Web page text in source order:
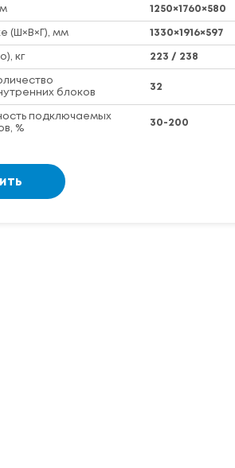
1250×1760×580
(Ш×В×Г), мм 1330×1916×597
кг 223 / 238
блоков
32
подключаемых
%
30-200